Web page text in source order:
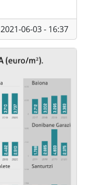
2021-06-03 - 16:37